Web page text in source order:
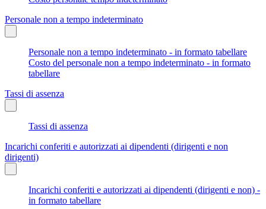
Personale non a tempo indeterminato
Personale non a tempo indeterminato - in formato tabellare
Costo del personale non a tempo indeterminato - in formato
tabellare
Tassi di assenza
Tassi di assenza
Incarichi conferiti e autorizzati ai dipendenti (dirigenti e non
dirigenti)
Incarichi conferiti e autorizzati ai dipendenti (dirigenti e non) -
in formato tabellare